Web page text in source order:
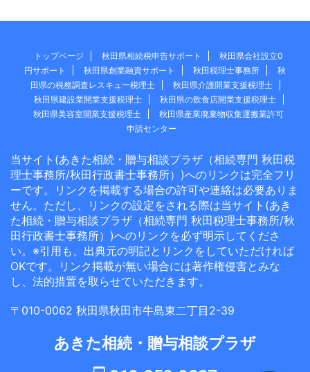
トップページ 秋田県相続税申告サポート
秋田県会社設立0
円サポート
秋田県創業融資サポート 秋田税理士事務所
秋
田県の税務調査レスキュー税理士
秋田県介護開業支援税理士
秋田県建設業開業支援税理士
秋田県の飲食店開業支援税理士
秋田県美容室開業支援税理士
秋田県産業廃棄物収集運搬業許可
申請センター
当サイト(あきた相続・贈与相談プラザ（相続専門 秋田税
理士事務所/秋田行政書士事務所）)へのリンクは完全フリ
ーです。リンクを掲載する場合の許可や連絡は必要ありま
せん。ただし、リンクの設定をされる際は当サイト(あき
た相続・贈与相談プラザ（相続専門 秋田税理士事務所/秋
田行政書士事務所）)へのリンクを必ず明示してくださ
い。※引用も、出典元の明記とリンクをしていただければ
OKです。リンク掲載が無い場合には著作権侵害とみな
し、法的措置を取らせていただきます。
〒010-0062 秋田県秋田市牛島東二丁目2-39
あきた相続・贈与相談プラザ